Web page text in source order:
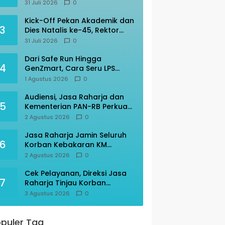
31 Juli 2026 0
3
Kick-Off Pekan Akademik dan
Dies Natalis ke-45, Rektor
Prof Amar: “KITA” Untad
31 Juli 2026 0
Dari Safe Run Hingga
GenZmart, Cara Seru LPS
Edukasi Warga Palu Cerdas
1 Agustus 2026 0
Audiensi, Jasa Raharja dan
Kementerian PAN-RB Perkuat
Koordinasi
2 Agustus 2026 0
Jasa Raharja Jamin Seluruh
Korban Kebakaran KM
Mutiara Sentosa II
2 Agustus 2026 0
7
Cek Pelayanan, Direksi Jasa
Raharja Tinjau Korban
Kebakaran KM Mutiara
3 Agustus 2026 0
Tag